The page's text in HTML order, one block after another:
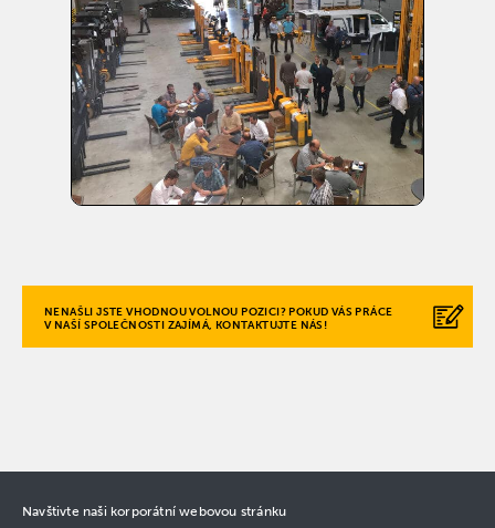
NENAŠLI JSTE VHODNOU VOLNOU POZICI? POKUD VÁS PRÁCE
V NAŠÍ SPOLEČNOSTI ZAJÍMÁ, KONTAKTUJTE NÁS!
Navštivte naši korporátní webovou stránku